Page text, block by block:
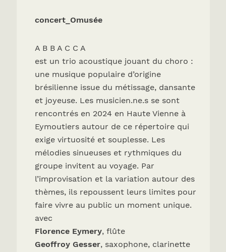
concert_Omusée
A B B A C C A
est un trio acoustique jouant du choro :
une musique populaire d’origine
brésilienne issue du métissage, dansante
et joyeuse. Les musicien.ne.s se sont
rencontrés en 2024 en Haute Vienne à
Eymoutiers autour de ce répertoire qui
exige virtuosité et souplesse. Les
mélodies sinueuses et rythmiques du
groupe invitent au voyage. Par
l’improvisation et la variation autour des
thèmes, ils repoussent leurs limites pour
faire vivre au public un moment unique.
avec
Florence Eymery, flûte
Geoffroy Gesser, saxophone, clarinette